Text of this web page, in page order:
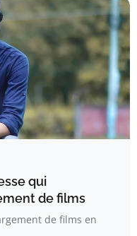
qui
de films
de films en